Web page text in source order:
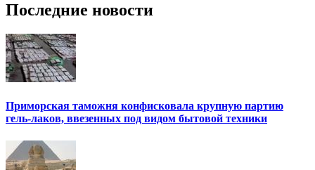
Последние новости
Приморская таможня конфисковала крупную партию
гель-лаков, ввезенных под видом бытовой техники